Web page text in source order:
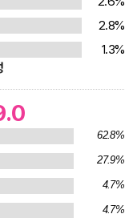
찬과 함께 언론과 학계의
에 속박되어 있던 여
름다움을 이용하는 정
적 욕구를 충족하기 위
연결하여 왜 여성이
회적 덫에 빠져 끊임
스러운 메커니즘을 추
여성의 용모와 옷차림
들었는가? 집안 살림
2.8%
1.3%
62.8%
27.9%
4.7%
4.7%